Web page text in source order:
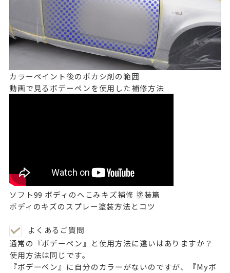
カラーペイント後のボカシ剤の範囲
動画で見るボデーペンを使用した補修方法
ソフト99 ボディのへこみキズ補修 塗装篇
ボディのキズのスプレー塗装方法とコツ
よくあるご質問
通常の『ボデーペン』と使用方法に違いはありますか？
使用方法は同じです。
『ボデーペン』に自分のカラーがないのですが、『Myボ